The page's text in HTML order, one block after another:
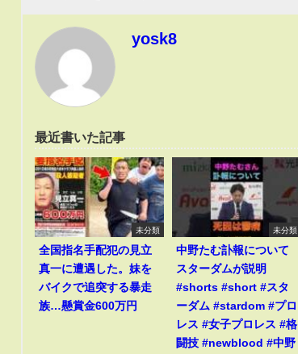
yosk8
最近書いた記事
未分類
全国指名手配犯の見立
真一に遭遇した。妹を
バイクで追突する暴走
族…懸賞金600万円
未分類
中野たむ訃報について
スターダムが説明
#shorts #short #スタ
ーダム #stardom #プロ
レス #女子プロレス #格
闘技 #newblood #中野